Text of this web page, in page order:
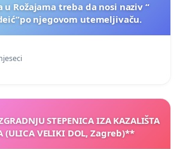
u Rožajama treba da nosi naziv “
njegovom utemeljivaču.
STEPENICA IZA KAZALIŠTA
(ULICA VELIKI DOL, Zagreb)**